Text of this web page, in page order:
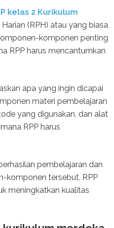
kelas 2 Kurikulum
(RPH) atau yang biasa
komponen penting
RPP harus mencantumkan
apa yang ingin dicapai
materi pembelajaran
yang digunakan, dan alat
RPP harus
pembelajaran dan
komponen tersebut, RPP
meningkatkan kualitas